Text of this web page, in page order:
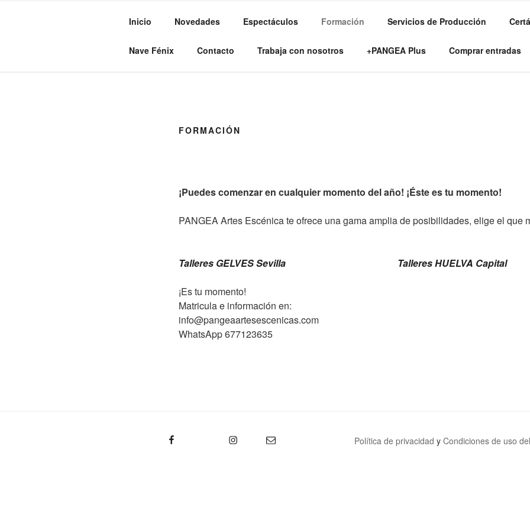
PANGEA ARTES ESCÉNICAS
Pangea
Inicio Novedades Espectáculos Formación Servicios de Producción
Nave Fénix Contacto Trabaja con nosotros +PANGEA Plus Comprar entradas
FORMACIÓN
¡Puedes comenzar en cualquier momento del año! ¡Éste es tu momento!
PANGEA Artes Escénica te ofrece una gama amplia de posibilidades, elige el que
Talleres GELVESSevilla Talleres HUELVA Capital
¡Es tu momento!
Matricula e información en:
info@pangeaartesescenicas.com
WhatsApp 677123635
Política de privacidad y Condiciones de uso